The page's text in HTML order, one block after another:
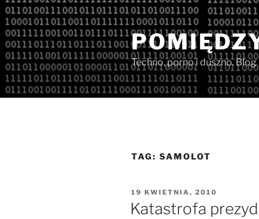
Przejdź
do
treści
Techno, porno i duszno.
TAG: SAMOLOT
OPUBLIKOWANE
W
19 KWIETNIA, 2010
Katastrofa